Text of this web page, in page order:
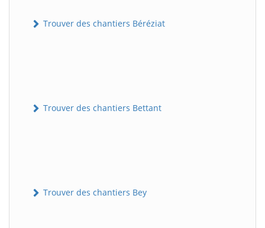
Trouver des chantiers Béréziat
Trouver des chantiers Bettant
Trouver des chantiers Bey